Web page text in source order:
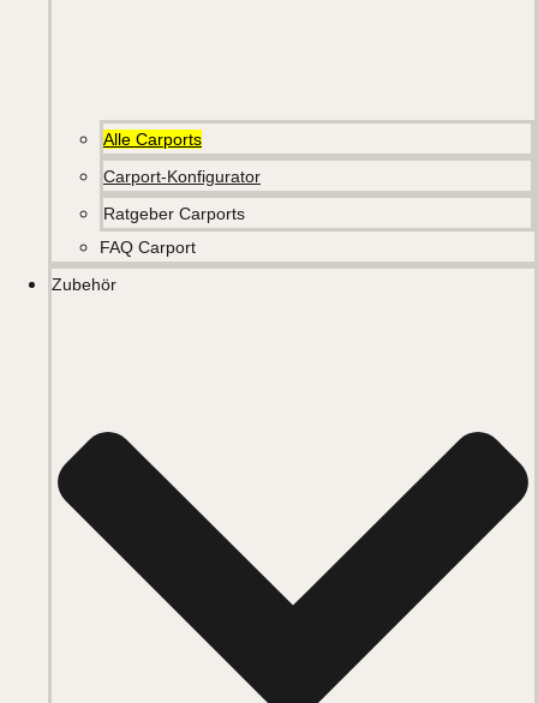
Alle Carports
Carport-Konfigurator
Ratgeber Carports
FAQ Carport
Zubehör